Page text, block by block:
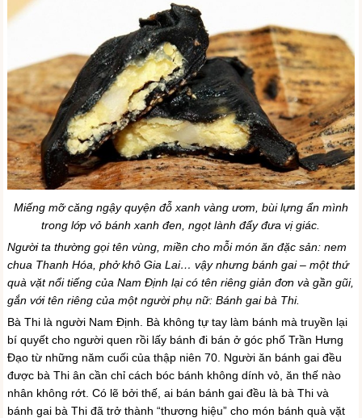
Miếng mỡ căng ngậy quyện đỗ xanh vàng ươm, bùi lựng ẩn mình
trong lớp vỏ bánh xanh đen, ngọt lành đẩy đưa vị giác.
Người ta thường gọi tên vùng, miền cho mỗi món ăn đặc sản: nem
chua Thanh Hóa, phở khô Gia Lai… vậy nhưng bánh gai – một thứ
quà vặt nổi tiếng của Nam Định lại có tên riêng giản đơn và gần gũi,
gắn với tên riêng của một người phụ nữ: Bánh gai bà Thi.
Bà Thi là người Nam Định. Bà không tự tay làm bánh mà truyền lại
bí quyết cho người quen rồi lấy bánh đi bán ở góc phố Trần Hưng
Đạo từ những năm cuối của thập niên 70. Người ăn bánh gai đều
được bà Thi ân cần chỉ cách bóc bánh không dính vỏ, ăn thế nào
nhân không rớt. Có lẽ bởi thế, ai bán bánh gai đều là bà Thi và
bánh gai bà Thi đã trở thành “thương hiệu” cho món bánh quà vặt